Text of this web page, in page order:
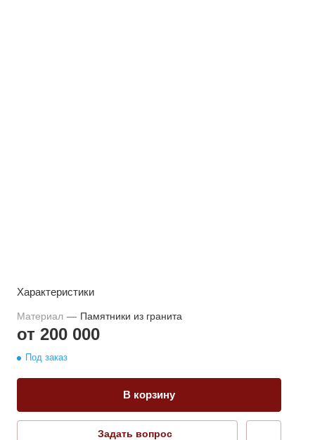
Характеристики
Материал — Памятники из гранита
от 200 000
Под заказ
В корзину
Задать вопрос